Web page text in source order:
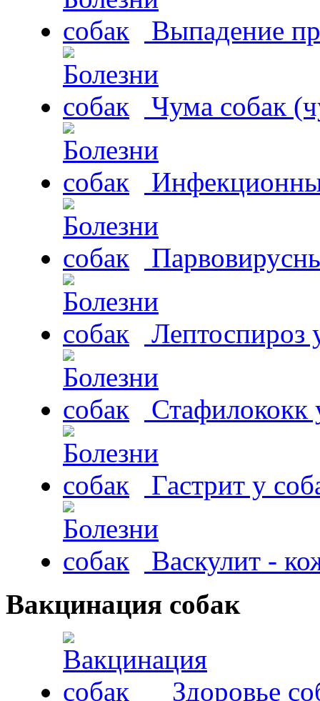
Выпадение
Чума собак
Лептоспироз
Стафилококк
Гастрит у
Васкулит -
Вакцинация собак
Здоровье